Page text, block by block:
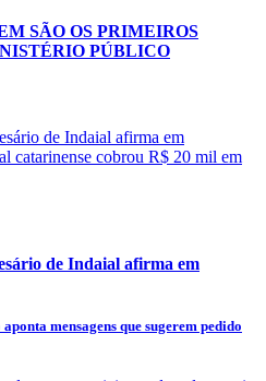
SÃO OS PRIMEIROS
PÚBLICO
de Indaial afirma em
mensagens que sugerem pedido